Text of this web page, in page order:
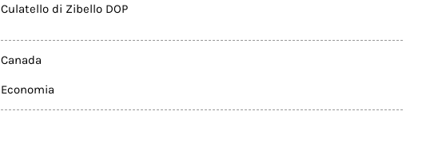
Culatello di Zibello DOP
Canada
Economia